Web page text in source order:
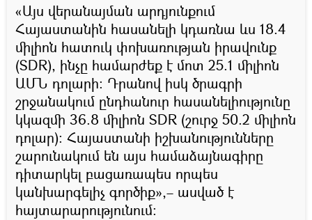
«Այս վերանայման արդյունքում
Հայաստանին հասանելի կդառնա ևս 18.4
միլիոն հատուկ փոխառության իրավունք
(SDR), ինչը համարժեք է մոտ 25.1 միլիոն
ԱՄՆ դոլարի։ Դրանով իսկ ծրագրի
շրջանակում ընդհանուր հասանելիությունը
կկազմի 36.8 միլիոն SDR (շուրջ 50.2 միլիոն
դոլար)։ Հայաստանի իշխանությունները
շարունակում են այս համաձայնագիրը
դիտարկել բացառապես որպես
կանխարգելիչ գործիք»,– ասված է
հայտարարությունում։